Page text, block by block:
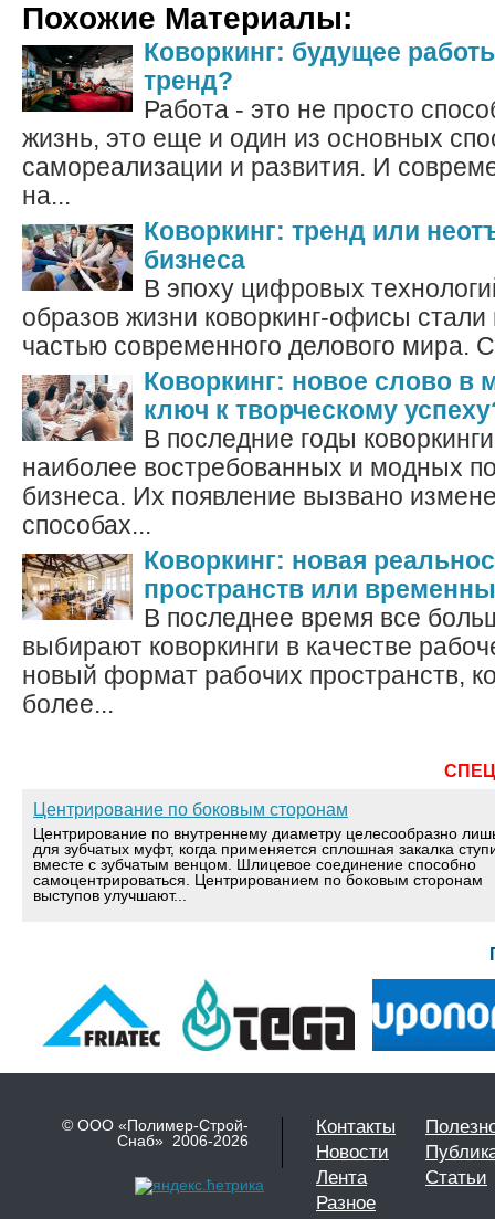
Похожие Материалы:
Коворкинг: будущее
тренд?
Работа - это не просто
жизнь, это еще и один из основных
самореализации и развития. И
на...
Коворкинг: тренд или
бизнеса
В эпоху цифровых
образов жизни коворкинг-офисы
частью современного делового мира.
Коворкинг: новое слово в
ключ к творческому
В последние годы
наиболее востребованных и модных
бизнеса. Их появление вызвано
способах...
Коворкинг: новая
пространств или
В последнее время все
выбирают коворкинги в качестве
новый формат рабочих пространств,
более...
Центрирование по боковым сторонам
Центрирование по внутреннему диаметру целесообразно
для зубчатых муфт, когда применяется сплошная закалка
вместе с зубчатым венцом. Шлицевое соединение способно
самоцентрироваться. Центрированием по боковым сторонам
выступов улучшают...
© ООО «Полимер-Строй-
Снаб» 2006-2026
Контакты
Новости
Лента
Статьи
Разное